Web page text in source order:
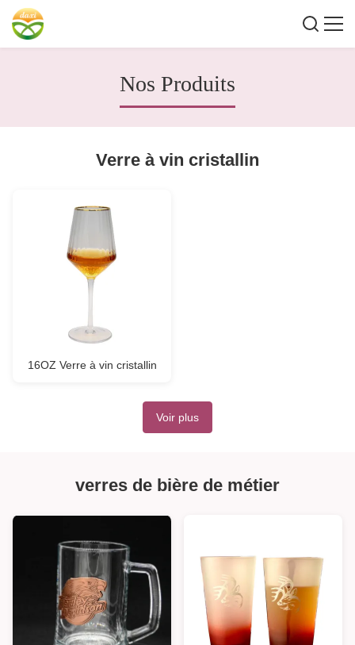
Nos Produits
Verre à vin cristallin
16OZ Verre à vin cristallin
Voir plus
verres de bière de métier